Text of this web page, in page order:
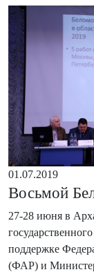
01.07.2019
Восьмой
27-28 июня в
поддержке
(ФАР) и